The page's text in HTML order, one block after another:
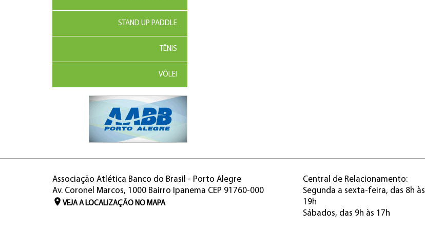
STAND UP PADDLE
TÊNIS
VÔLEI
Associação Atlética Banco do Brasil - Porto Alegre
Av. Coronel Marcos, 1000 Bairro Ipanema CEP 91760-000
VEJA A LOCALIZAÇÃO NO MAPA
Central de Relacionamento:
Segunda a sexta-feira, das 8h às
19h
Sábados, das 9h às 17h